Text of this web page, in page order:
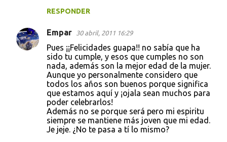
RESPONDER
Empar 30 abril, 2011 16:29
Pues ¡¡Felicidades guapa!! no sabía que ha
sido tu cumple, y esos que cumples no son
nada, además son la mejor edad de la mujer.
Aunque yo personalmente considero que
todos los años son buenos porque significa
que estamos aquí y ¡ojala sean muchos para
poder celebrarlos!
Además no se porque será pero mi espiritu
siempre se mantiene más joven que mi edad.
Je jeje. ¿No te pasa a tí lo mismo?